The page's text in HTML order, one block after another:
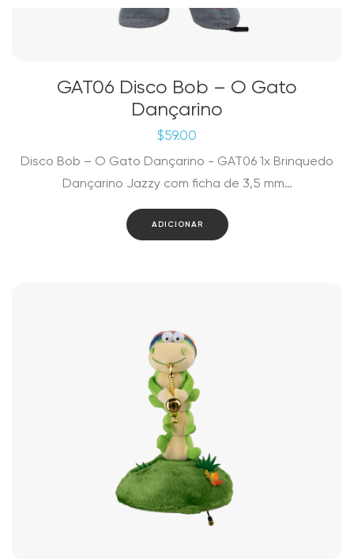
GAT06 Disco Bob – O Gato
Dançarino
$59.00
Disco Bob – O Gato Dançarino - GAT06 1x Brinquedo
Dançarino Jazzy com ficha de 3,5 mm…
ADICIONAR